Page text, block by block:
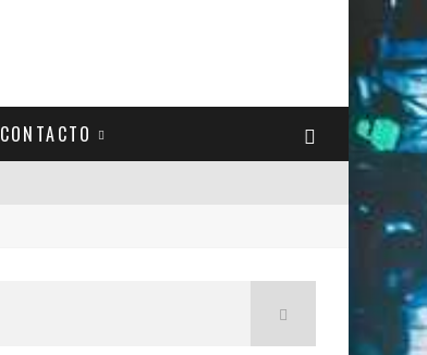
CONTACTO